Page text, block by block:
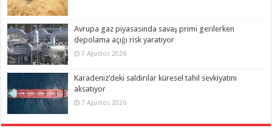
Avrupa gaz piyasasında savaş primi gerilerken
depolama açığı risk yaratıyor
7 Ağustos 2026
Karadeniz’deki saldırılar küresel tahıl sevkiyatını
aksatıyor
7 Ağustos 2026